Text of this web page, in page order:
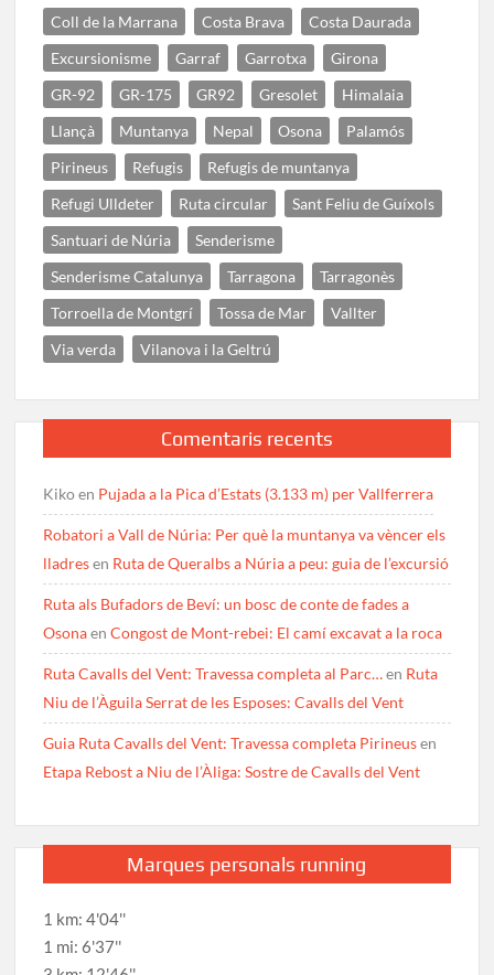
Coll de la Marrana
Costa Brava
Costa Daurada
Excursionisme
Garraf Garrotxa
Girona
GR-92
GR-175 GR92 Gresolet
Himalaia
Llançà
Muntanya Nepal Osona
Palamós
Pirineus
Refugis
Refugis de muntanya
Refugi Ulldeter
Ruta circular
Sant Feliu de Guíxols
Santuari de Núria
Senderisme
Senderisme Catalunya
Tarragona
Tarragonès
Torroella de Montgrí
Tossa de Mar
Vallter
Via verda
Vilanova i la Geltrú
Comentaris recents
Kikoen Pujada a la Pica d’Estats (3.133 m) per Vallferrera
Robatori a Vall de Núria: Per què la muntanya va vèncer els
lladresen Ruta de Queralbs a Núria a peu: guia de l’excursió
Ruta als Bufadors de Beví: un bosc de conte de fades a
OsonaenCongost de Mont-rebei: El camí excavat a la roca
Ruta Cavalls del Vent: Travessa completa al Parc…en Ruta
Niu de l’Àguila Serrat de les Esposes: Cavalls del Vent
Guia Ruta Cavalls del Vent: Travessa completa Pirineusen
Etapa Rebost a Niu de l’Àliga: Sostre de Cavalls del Vent
Marques personals running
1 km: 4'04''
1 mi: 6'37''